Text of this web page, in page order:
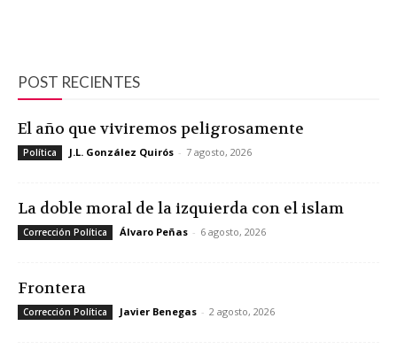
POST RECIENTES
El año que viviremos peligrosamente
Política J.L. González Quirós - 7 agosto, 2026
La doble moral de la izquierda con el islam
Corrección Política Álvaro Peñas - 6 agosto, 2026
Frontera
Corrección Política Javier Benegas - 2 agosto, 2026